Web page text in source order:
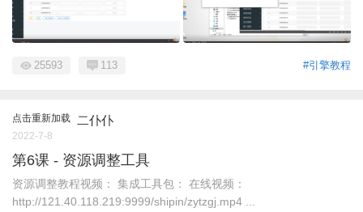
#引擎教程
25593 113
点击重新加载 二仆仆
2022-7-8
第6课 - 资源调整工具
资源调整教程视频： 集成工具包： 在线视频：
http://121.40.118.219:9999/shipin/zytzgj.mp4 ...